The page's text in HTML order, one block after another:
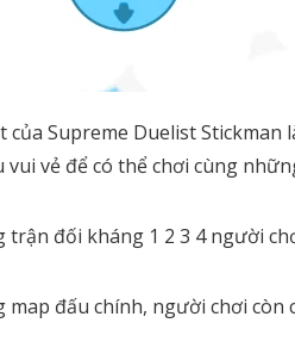
của Supreme Duelist
vui vẻ để có thể chơi cùng
đối kháng 1 2 3 4 người
đấu chính, người chơi còn